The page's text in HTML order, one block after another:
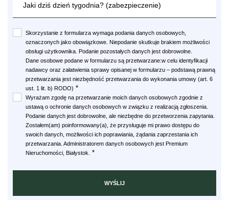
Skorzystanie z formularza wymaga podania danych osobowych,
oznaczonych jako obowiązkowe. Niepodanie skutkuje brakiem możliwości
obsługi użytkownika. Podanie pozostałych danych jest dobrowolne.
Dane osobowe podane w formularzu są przetwarzane:w celu identyfikacji
nadawcy oraz załatwienia sprawy opisanej w formularzu – podstawą prawną
przetwarzania jest niezbędność przetwarzania do wykonania umowy (art. 6
ust. 1 lit. b) RODO) *
Wyrażam zgodę na przetwarzanie moich danych osobowych zgodnie z
ustawą o ochronie danych osobowych w związku z realizacją zgłoszenia.
Podanie danych jest dobrowolne, ale niezbędne do przetworzenia zapytania.
Zostałem(am) poinformowany(a), że przysługuje mi prawo dostępu do
swoich danych, możliwości ich poprawiania, żądania zaprzestania ich
przetwarzania. Administratorem danych osobowych jest Premium
Nieruchomości, Białystok.
*